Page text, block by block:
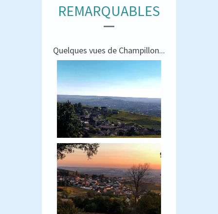
REMARQUABLES
Quelques vues de Champillon...